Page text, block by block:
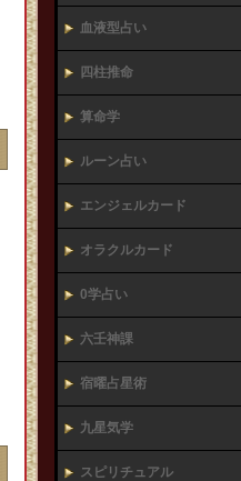
血液型占い
四柱推命
算命学
ルーン占い
エンジェルカード
オラクルカード
0学占い
六壬神課
宿曜占星術
九星気学
スピリチュアル